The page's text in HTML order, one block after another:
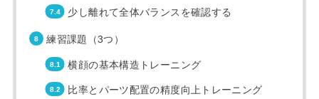
少し離れて全体バランスを確認する
練習課題（3つ）
横顔の基本構造トレーニング
比率とパーツ配置の精度向上トレーニング